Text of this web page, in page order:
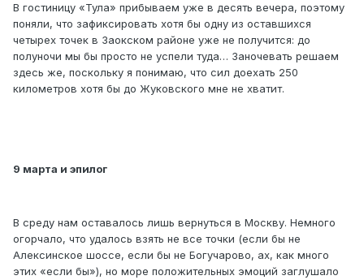
В гостиницу «Тула» прибываем уже в десять вечера, поэтому
поняли, что зафиксировать хотя бы одну из оставшихся
четырех точек в Заокском районе уже не получится: до
полуночи мы бы просто не успели туда… Заночевать решаем
здесь же, поскольку я понимаю, что сил доехать 250
километров хотя бы до Жуковского мне не хватит.
9 марта и эпилог
В среду нам оставалось лишь вернуться в Москву. Немного
огорчало, что удалось взять не все точки (если бы не
Алексинское шоссе, если бы не Богучарово, ах, как много
этих «если бы»), но море положительных эмоций заглушало